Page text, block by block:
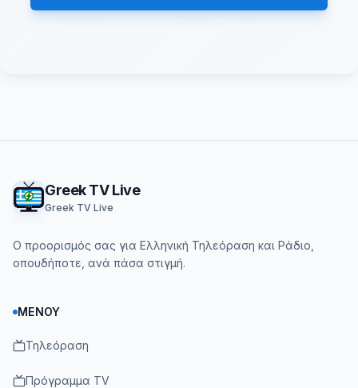
Greek TV Live
Greek TV Live
Ο προορισμός σας για Ελληνική Τηλεόραση και Ράδιο,
οπουδήποτε, ανά πάσα στιγμή.
ΜΕΝΟΎ
Τηλεόραση
Πρόγραμμα TV